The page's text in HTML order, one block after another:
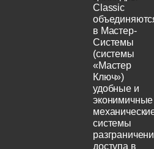
Classic
в Мастер-
Системы
(системы
«Мастер
Ключ»)
удобные и
эконимичные
системы
доступа в